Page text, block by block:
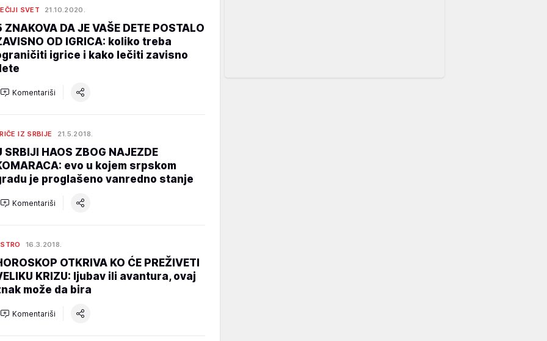
SVET 21.10.2020.
ZNAKOVA DA JE VAŠE DETE POSTALO
OD IGRICA: koliko treba
igrice i kako lečiti zavisno
Komentariši
IZ SRBIJE 21.5.2018.
SRBIJI HAOS ZBOG NAJEZDE
evo u kojem srpskom
je proglašeno vanredno stanje
Komentariši
16.3.2018.
OTKRIVA KO ĆE PREŽIVETI
KRIZU: ljubav ili avantura, ovaj
može da bira
Komentariši